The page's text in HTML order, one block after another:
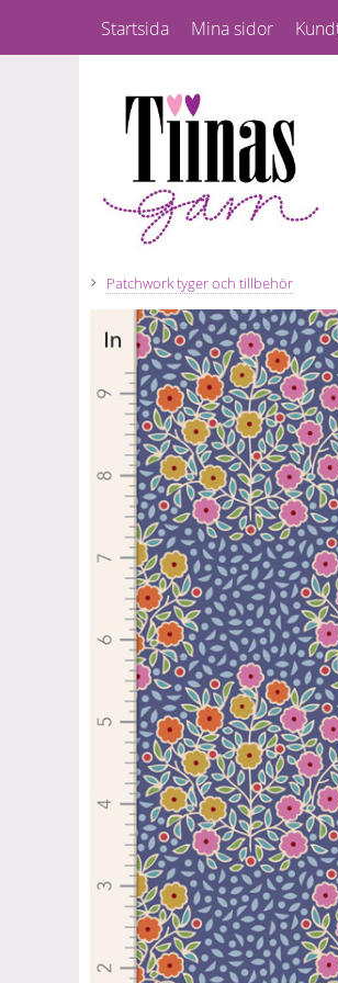
Startsida Mina sidor
Patchwork tyger och tillbehör